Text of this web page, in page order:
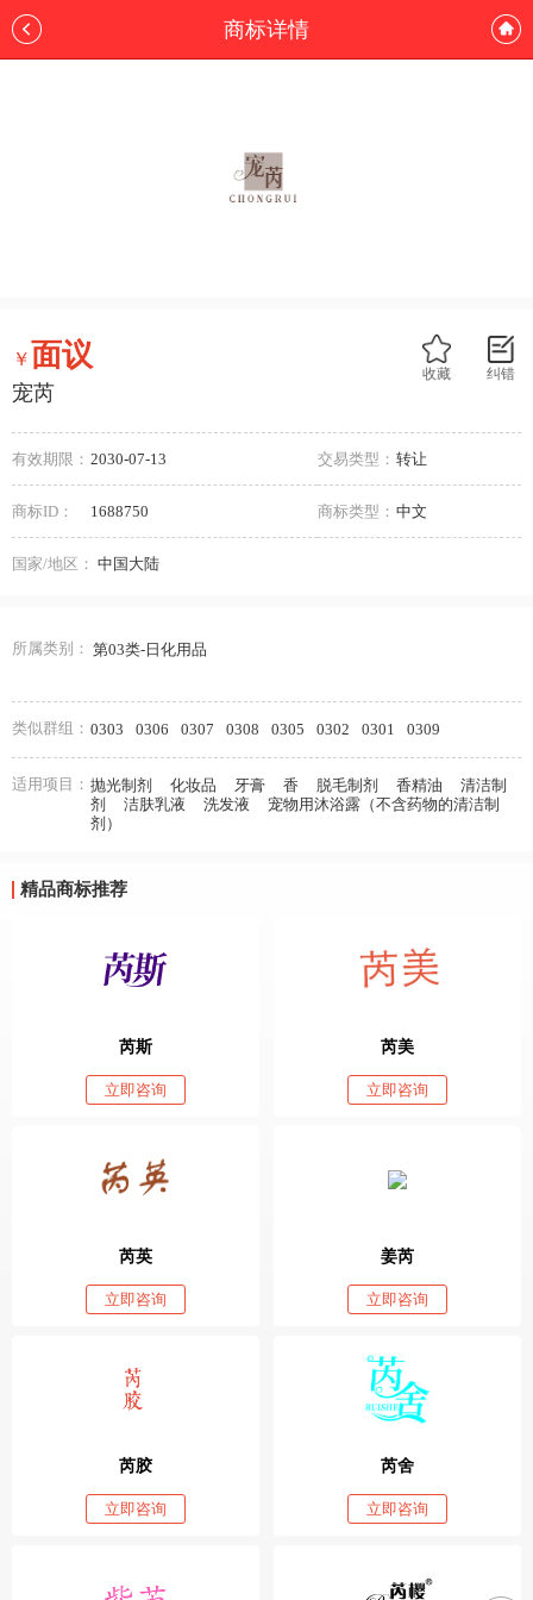
商标详情
纠错
收藏
￥面议
宠芮
有效期限： 2030-07-13 交易类型： 转让
商标ID： 1688750 商标类型： 中文
国家/地区： 中国大陆
所属类别： 第03类-日化用品
类似群组： 0303 0306 0307 0308 0305 0302 0301 0309
适用项目： 抛光制剂 化妆品 牙膏 香 脱毛制剂 香精油
清洁制
剂
洁肤乳液 洗发液
宠物用沐浴露（不含药物的清洁制
剂）
精品商标推荐
芮斯
立即咨询
芮美
立即咨询
芮英
立即咨询
姜芮
立即咨询
芮胶
立即咨询
芮舍
立即咨询